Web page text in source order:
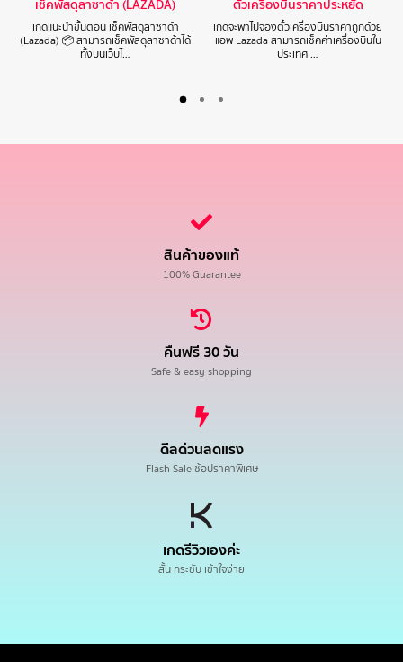
เช็คพัสดุลาซาด้า (LAZADA)
เกดแนะนำขั้นตอน เช็คพัสดุลาซาด้า
(Lazada) 📦 สามารถเช็คพัสดุลาซาด้าได้
ทั้งบนเว็บไ…
ตั๋วเครื่องบินราคาประหยัด
เกดจะพาไปจองตั๋วเครื่องบินราคาถูกด้วย
แอพ Lazada สามารถเช็คค่าเครื่องบินใน
ประเทศ …
สินค้าของแท้
100% Guarantee
คืนฟรี 30 วัน
Safe & easy shopping
ดีลด่วนลดแรง
Flash Sale ช้อปราคาพิเศษ
เกดรีวิวเองค่ะ
สั้น กระชับ เข้าใจง่าย